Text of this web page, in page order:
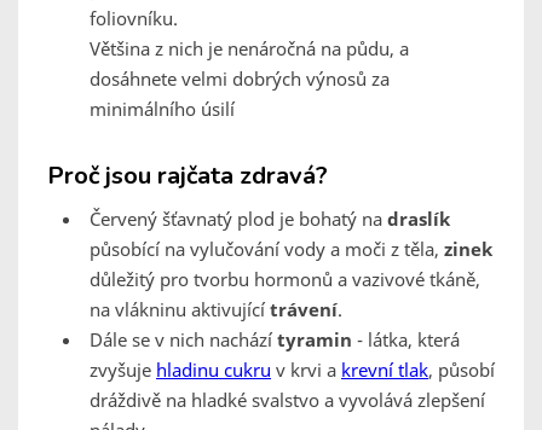
foliovníku.
Většina z nich je nenáročná na půdu, a
dosáhnete velmi dobrých výnosů za
minimálního úsilí
Proč jsou rajčata zdravá?
Červený šťavnatý plod je bohatý na draslík
působící na vylučování vody a moči z těla, zinek
důležitý pro tvorbu hormonů a vazivové tkáně,
na vlákninu aktivující trávení.
Dále se v nich nachází tyramin - látka, která
zvyšuje hladinu cukru v krvi a krevní tlak, působí
dráždivě na hladké svalstvo a vyvolává zlepšení